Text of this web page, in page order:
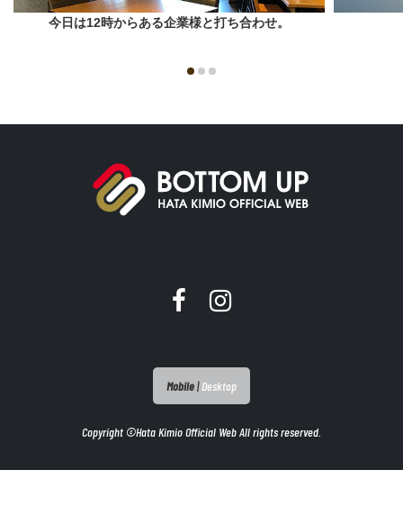
今日は12時からある企業様と打ち合わせ。
Mobile|Desktop
Copyright ©Hata Kimio Official Web All rights reserved.